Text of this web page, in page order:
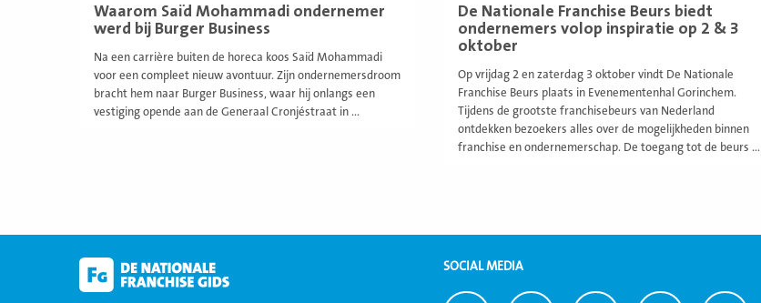
Waarom Saïd Mohammadi ondernemer
werd bij Burger Business
Na een carrière buiten de horeca koos Saïd Mohammadi
voor een compleet nieuw avontuur. Zijn ondernemersdroom
bracht hem naar Burger Business, waar hij onlangs een
vestiging opende aan de Generaal Cronjéstraat in ...
De Nationale Franchise Beurs biedt
ondernemers volop inspiratie op 2 & 3
oktober
Op vrijdag 2 en zaterdag 3 oktober vindt De Nationale
Franchise Beurs plaats in Evenementenhal Gorinchem.
Tijdens de grootste franchisebeurs van Nederland
ontdekken bezoekers alles over de mogelijkheden binnen
franchise en ondernemerschap. De toegang tot de beurs ...
SOCIAL MEDIA